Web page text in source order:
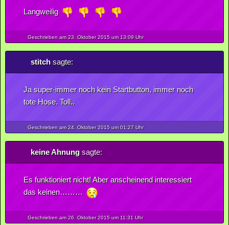
Langweilig
Geschrieben am 23. Oktober2015um 13:09 Uhr
stitchsagte:
Ja super-immer noch kein Startbutton, immer noch
tote Hose. Toll..
Geschrieben am 24. Oktober2015um 01:27 Uhr
keine Ahnungsagte:
Es funktioniert nicht! Aber anscheinend interessiert
das keinen………
Geschrieben am 26. Oktober2015um 11:31 Uhr